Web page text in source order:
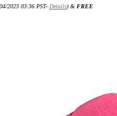
2023 03:36 PST- Details) & FREE